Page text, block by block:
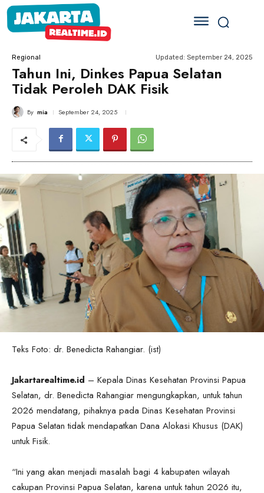
Regional Updated: September 24, 2025
Tahun Ini, Dinkes Papua Selatan
Tidak Peroleh DAK Fisik
By mia September 24, 2025
Teks Foto: dr. Benedicta Rahangiar. (ist)
Jakartarealtime.id – Kepala Dinas Kesehatan Provinsi Papua
Selatan, dr. Benedicta Rahangiar mengungkapkan, untuk tahun
2026 mendatang, pihaknya pada Dinas Kesehatan Provinsi
Papua Selatan tidak mendapatkan Dana Alokasi Khusus (DAK)
untuk Fisik.
“Ini yang akan menjadi masalah bagi 4 kabupaten wilayah
cakupan Provinsi Papua Selatan, karena untuk tahun 2026 itu,